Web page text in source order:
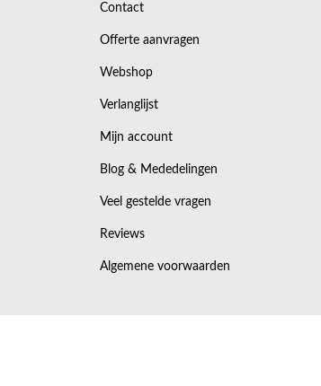
Contact
Offerte aanvragen
Webshop
Verlanglijst
Mijn account
Blog & Mededelingen
Veel gestelde vragen
Reviews
Algemene voorwaarden